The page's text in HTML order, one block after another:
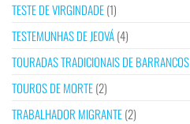
TESTE DE VIRGINDADE(1)
TESTEMUNHAS DE JEOVÁ(4)
TOURADAS TRADICIONAIS DE BARRANCOS
TOUROS DE MORTE(2)
TRABALHADOR MIGRANTE(2)